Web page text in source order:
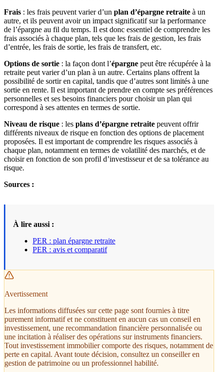
Frais : les frais peuvent varier d’un plan d’épargne retraite à un
autre, et ils peuvent avoir un impact significatif sur la performance
de l’épargne au fil du temps. Il est donc essentiel de comprendre les
frais associés à chaque plan, tels que les frais de gestion, les frais
d’entrée, les frais de sortie, les frais de transfert, etc.
Options de sortie : la façon dont l’épargne peut être récupérée à la
retraite peut varier d’un plan à un autre. Certains plans offrent la
possibilité de sortir en capital, tandis que d’autres sont limités à une
sortie en rente. Il est important de prendre en compte ses préférences
personnelles et ses besoins financiers pour choisir un plan qui
correspond à ses attentes en termes de sortie.
Niveau de risque : les plans d’épargne retraite peuvent offrir
différents niveaux de risque en fonction des options de placement
proposées. Il est important de comprendre les risques associés à
chaque plan, notamment en termes de volatilité des marchés, et de
choisir en fonction de son profil d’investisseur et de sa tolérance au
risque.
Sources :
À lire aussi :
PER : plan épargne retraite
PER : avis et comparatif
Avertissement
Les informations diffusées sur cette page sont fournies à titre
purement informatif et ne constituent en aucun cas un conseil en
investissement, une recommandation financière personnalisée ou
une incitation à réaliser des opérations sur instruments financiers.
Tout investissement immobilier comporte des risques, notamment de
perte en capital. Avant toute décision, consultez un conseiller en
gestion de patrimoine ou un professionnel habilité.